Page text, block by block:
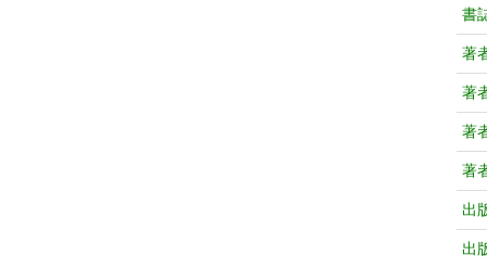
書
著
著
著
著
出
出